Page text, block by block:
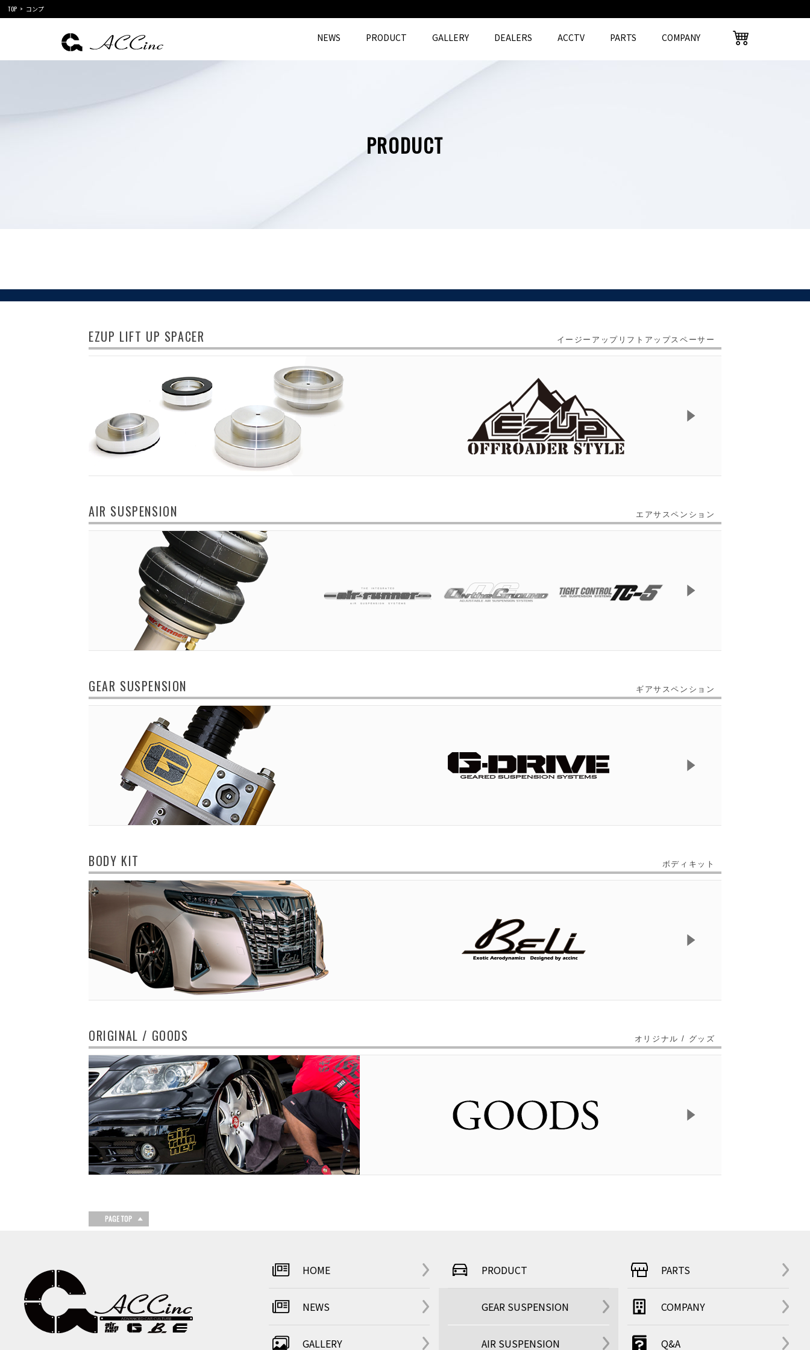
TOP コンプ
NEWS PRODUCT GALLERY DEALERS ACCTV PARTS COMPANY
PRODUCT
EZUP LIFT UP SPACER イージーアップリフトアップスペーサー
AIR SUSPENSION エアサスペンション
GEAR SUSPENSION ギアサスペンション
BODY KIT ボディキット
ORIGINAL / GOODS オリジナル / グッズ
HOME
NEWS
GALLERY
PRODUCT
GEAR SUSPENSION
AIR SUSPENSION
PARTS
COMPANY
Q&A